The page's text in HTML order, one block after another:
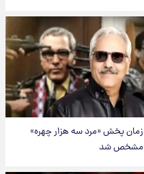
زمان پخش «مرد سه هزار چهره»
مشخص شد